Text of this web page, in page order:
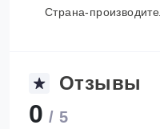
Страна-
Отзывы
0 / 5